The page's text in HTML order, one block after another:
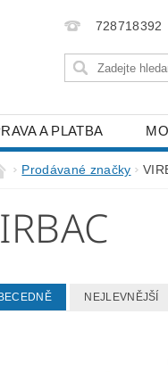
728718392
A PLATBA
Prodávané značky
NEJLEVNĚJŠÍ